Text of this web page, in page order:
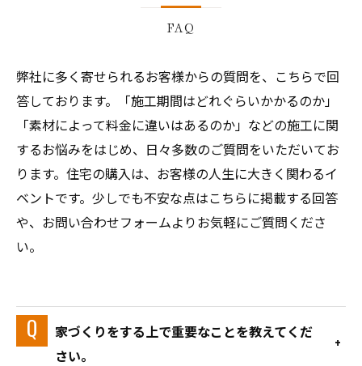
FAQ
弊社に多く寄せられるお客様からの質問を、こちらで回
答しております。「施工期間はどれぐらいかかるのか」
「素材によって料金に違いはあるのか」などの施工に関
するお悩みをはじめ、日々多数のご質問をいただいてお
ります。住宅の購入は、お客様の人生に大きく関わるイ
ベントです。少しでも不安な点はこちらに掲載する回答
や、お問い合わせフォームよりお気軽にご質問くださ
い。
家づくりをする上で重要なことを教えてくだ
さい。